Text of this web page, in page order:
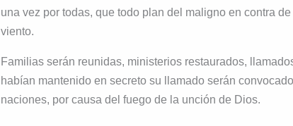
una vez por todas, que todo plan del maligno en contra
viento.
Familias serán reunidas, ministerios restaurados,
habían mantenido en secreto su llamado serán
naciones, por causa del fuego de la unción de Dios.